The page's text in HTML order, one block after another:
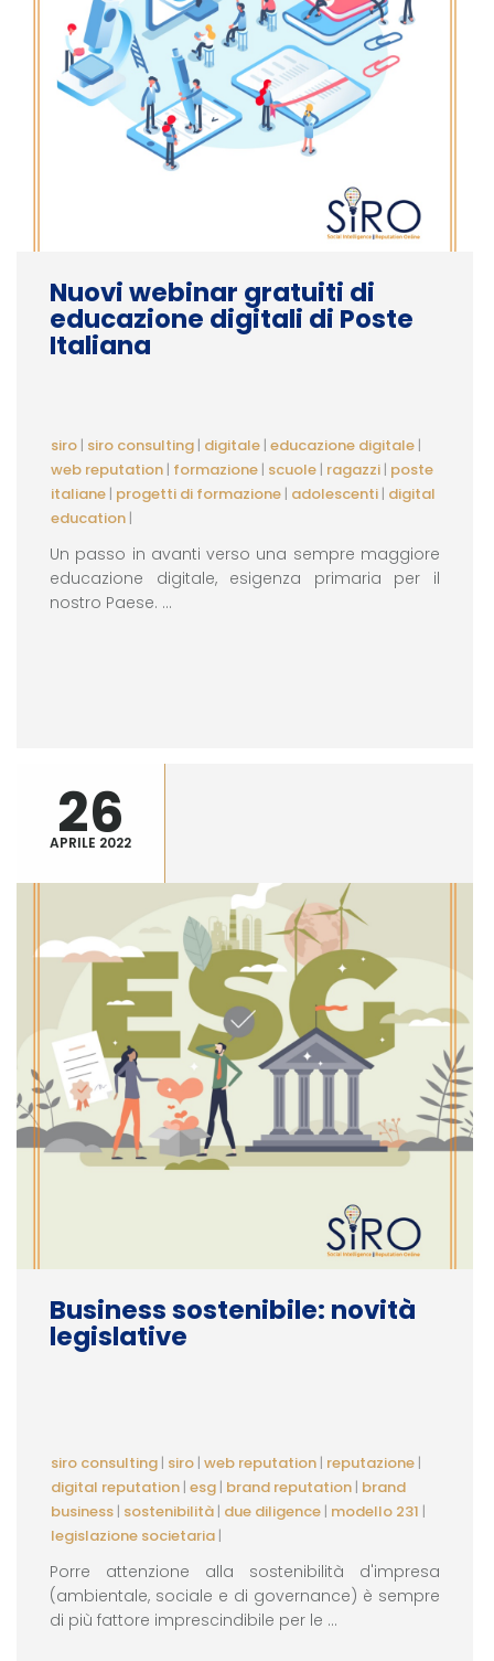
Nuovi webinar gratuiti di
educazione digitali di Poste
Italiana
siro | siro consulting | digitale | educazione digitale |
web reputation | formazione | scuole | ragazzi | poste
italiane | progetti di formazione | adolescenti | digital
education |
Un passo in avanti verso una sempre maggiore
educazione digitale, esigenza primaria per il
nostro Paese. ...
26
APRILE 2022
Business sostenibile: novità
legislative
siro consulting | siro | web reputation | reputazione |
digital reputation | esg | brand reputation | brand
business | sostenibilità | due diligence | modello 231 |
legislazione societaria |
Porre attenzione alla sostenibilità d'impresa
(ambientale, sociale e di governance) è sempre
di più fattore imprescindibile per le ...